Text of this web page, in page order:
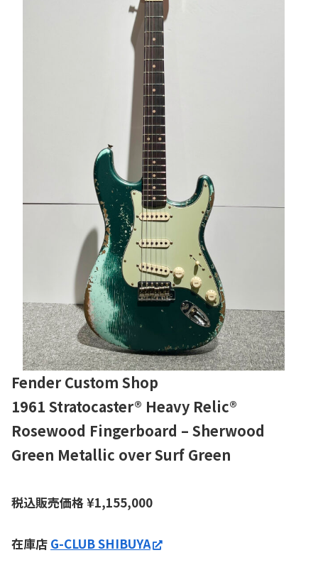
Fender Custom Shop
1961 Stratocaster® Heavy Relic®
Rosewood Fingerboard – Sherwood
Green Metallic over Surf Green
税込販売価格¥1,155,000
在庫店 G-CLUB SHIBUYA